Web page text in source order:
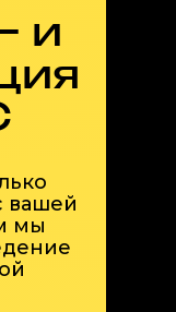
вашей
мы
и